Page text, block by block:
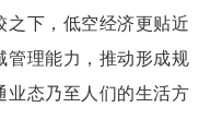
之下，低空经济更贴近
管理能力，推动形成规
业态乃至人们的生活方